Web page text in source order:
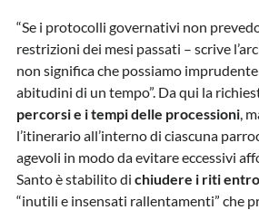
“Se i protocolli governativi non
restrizioni dei mesi passati – scrive
non significa che possiamo
abitudini di un tempo”. Da qui la
percorsi e i tempi delle processioni,
l’itinerario all’interno di ciascuna
agevoli in modo da evitare eccessivi
Santo è stabilito di chiudere i riti
“inutili e insensati rallentamenti” che